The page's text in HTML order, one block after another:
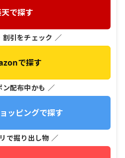
で探す
割引をチェック ／
で探す
ン配布中かも ／
ッピングで探す
で掘り出し物 ／